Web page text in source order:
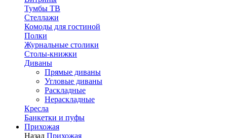
Тумбы ТВ
Стеллажи
Комоды для гостиной
Полки
Журнальные столики
Столы-книжки
Диваны
Прямые диваны
Угловые диваны
Раскладные
Нераскладные
Кресла
Банкетки и пуфы
Прихожая
Назад Прихожая